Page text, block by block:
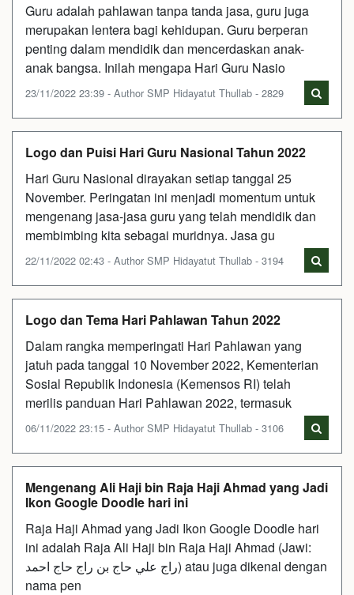
Guru adalah pahlawan tanpa tanda jasa, guru juga
merupakan lentera bagi kehidupan. Guru berperan
penting dalam mendidik dan mencerdaskan anak-
anak bangsa. Inilah mengapa Hari Guru Nasio
23/11/2022 23:39 - Author SMP Hidayatut Thullab - 2829
Logo dan Puisi Hari Guru Nasional Tahun 2022
Hari Guru Nasional dirayakan setiap tanggal 25
November. Peringatan ini menjadi momentum untuk
mengenang jasa-jasa guru yang telah mendidik dan
membimbing kita sebagai muridnya. Jasa gu
22/11/2022 02:43 - Author SMP Hidayatut Thullab - 3194
Logo dan Tema Hari Pahlawan Tahun 2022
Dalam rangka memperingati Hari Pahlawan yang
jatuh pada tanggal 10 November 2022, Kementerian
Sosial Republik Indonesia (Kemensos RI) telah
merilis panduan Hari Pahlawan 2022, termasuk
06/11/2022 23:15 - Author SMP Hidayatut Thullab - 3106
Mengenang Ali Haji bin Raja Haji Ahmad yang Jadi
Ikon Google Doodle hari ini
Raja Haji Ahmad yang Jadi Ikon Google Doodle hari
ini adalah Raja Ali Haji bin Raja Haji Ahmad (Jawi:
راج علي حاج بن راج حاج احمد) atau juga dikenal dengan
nama pen